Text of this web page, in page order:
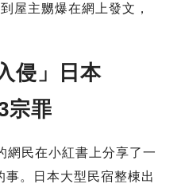
屋主嬲爆在網上發文，
侵」日本
罪
網民在小紅書上分享了一
。日本大型民宿整棟出